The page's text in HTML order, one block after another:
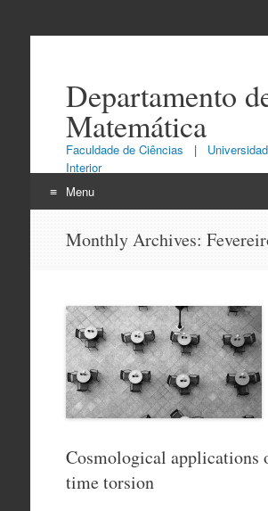
Departamento
Matemática
Faculdade de Ciências |
Interior
Menu
Monthly Archives:
Cosmological applications
time torsion